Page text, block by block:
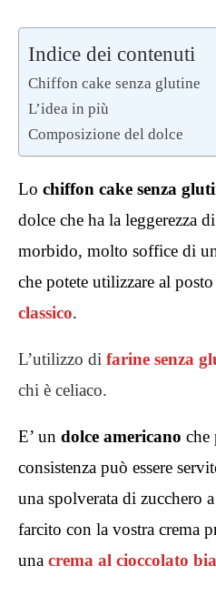
Indice dei contenuti
Chiffon cake senza glutine
L’idea in più
Composizione del dolce
Lo chiffon cake senza
dolce che ha la leggerezza
morbido, molto soffice di
che potete utilizzare al
classico.
L’utilizzo di farine senza
chi è celiaco.
E’ un dolce americano che
consistenza può essere
una spolverata di zucchero
farcito con la vostra crema
una crema al cioccolato